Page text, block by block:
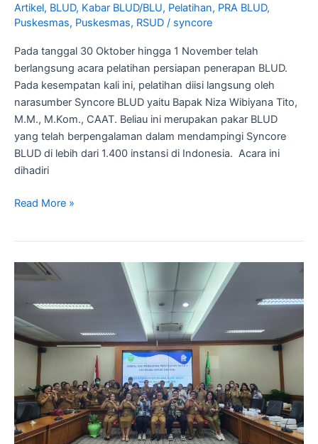
Artikel, BLUD, Kabar BLUD/BLU, Pelatihan, PRA BLUD,
Puskesmas, Puskesmas, RSUD / syncore
Pada tanggal 30 Oktober hingga 1 November telah
berlangsung acara pelatihan persiapan penerapan BLUD.
Pada kesempatan kali ini, pelatihan diisi langsung oleh
narasumber Syncore BLUD yaitu Bapak Niza Wibiyana Tito,
M.M., M.Kom., CAAT. Beliau ini merupakan pakar BLUD
yang telah berpengalaman dalam mendampingi Syncore
BLUD di lebih dari 1.400 instansi di Indonesia. Acara ini
dihadiri
Read More »
Persiapan
BLUD
Puskesmas
se-
Kabupaten
Barat